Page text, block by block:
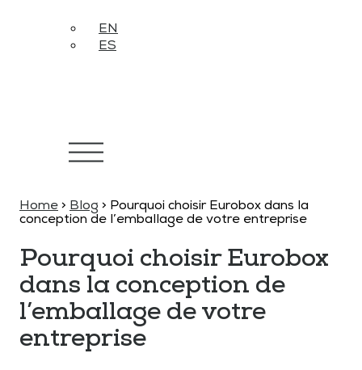
EN
ES
Home > Blog > Pourquoi choisir Eurobox dans la
conception de l’emballage de votre entreprise
Pourquoi choisir Eurobox
dans la conception de
l’emballage de votre
entreprise